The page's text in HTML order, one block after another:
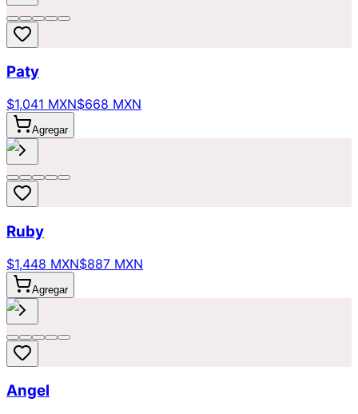
Paty
$1,041 MXN$668 MXN
Agregar
Ruby
$1,448 MXN$887 MXN
Agregar
Angel